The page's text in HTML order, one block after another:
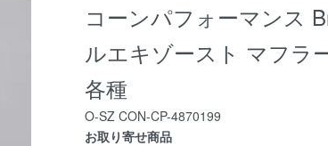
コーンパフォーマンス
ルエキゾースト マフラ
各種
O-SZ CON-CP-4870199
お取り寄せ商品